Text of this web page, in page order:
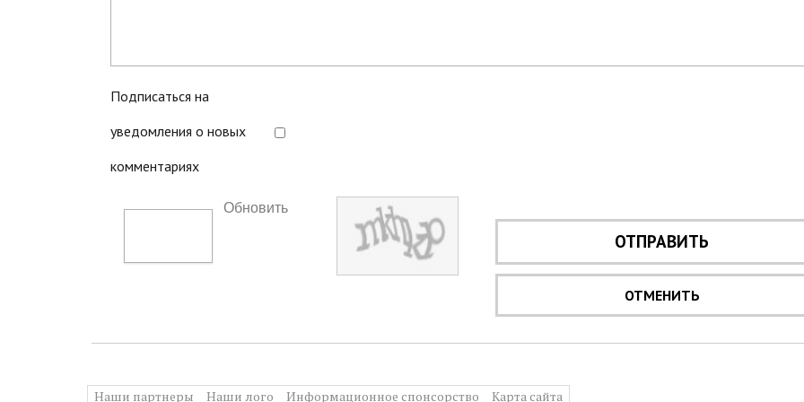
Подписаться на
уведомления о новых
комментариях
Обновить
ОТПРАВИТЬ
ОТМЕНИТЬ
Наши партнеры Наши лого Информационное спонсорство Карта сайта